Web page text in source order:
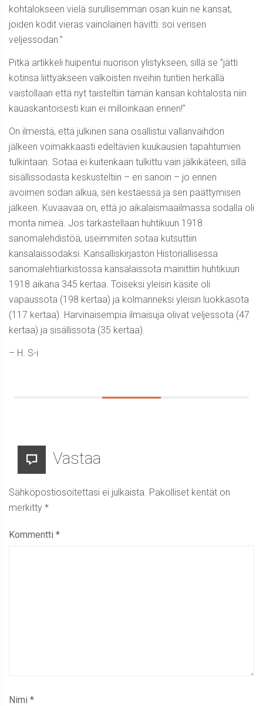
kohtalokseen vielä surullisemman osan kuin ne kansat,
joiden kodit vieras vainolainen hävitti: soi verisen
veljessodan.”
Pitkä artikkeli huipentui nuorison ylistykseen, sillä se ”jätti
kotinsa liittyäkseen valkoisten riveihin tuntien herkällä
vaistollaan että nyt taisteltiin tämän kansan kohtalosta niin
kauaskantoisesti kuin ei milloinkaan ennen!”
On ilmeistä, että julkinen sana osallistui vallanvaihdon
jälkeen voimakkaasti edeltävien kuukausien tapahtumien
tulkintaan. Sotaa ei kuitenkaan tulkittu vain jälkikäteen, sillä
sisällissodasta keskusteltiin – eri sanoin – jo ennen
avoimen sodan alkua, sen kestäessä ja sen päättymisen
jälkeen. Kuvaavaa on, että jo aikalaismaailmassa sodalla oli
monta nimeä. Jos tarkastellaan huhtikuun 1918
sanomalehdistöä, useimmiten sotaa kutsuttiin
kansalaissodaksi. Kansalliskirjaston Historiallisessa
sanomalehtiarkistossa kansalaissota mainittiin huhtikuun
1918 aikana 345 kertaa. Toiseksi yleisin käsite oli
vapaussota (198 kertaa) ja kolmanneksi yleisin luokkasota
(117 kertaa). Harvinaisempia ilmaisuja olivat veljessota (47
kertaa) ja sisällissota (35 kertaa).
– H. S-i
Vastaa
Sähköpostiosoitettasi ei julkaista. Pakolliset kentät on
merkitty *
Kommentti *
Nimi *